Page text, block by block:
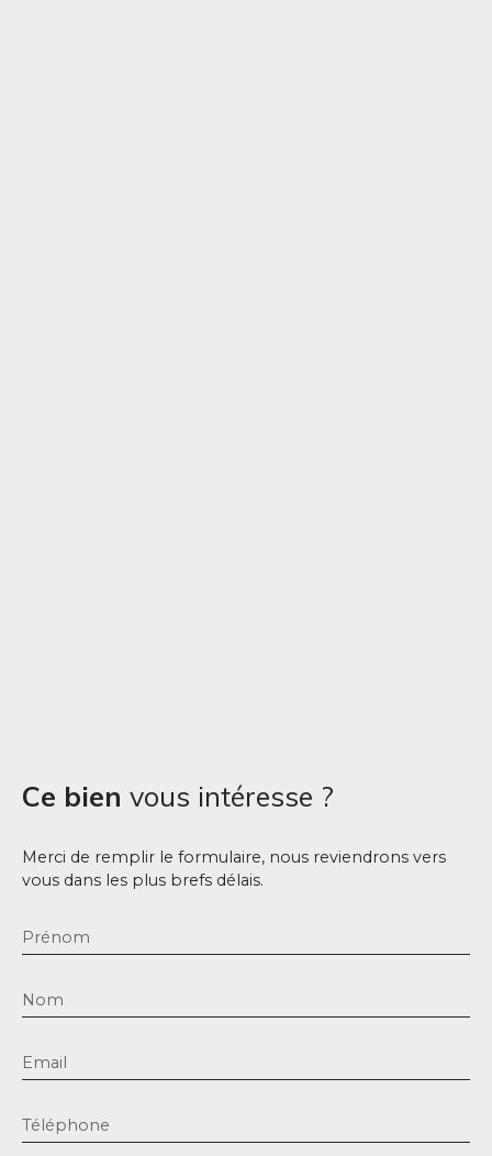
Ce bien vous intéresse ?
Merci de remplir le formulaire, nous reviendrons vers
vous dans les plus brefs délais.
Prénom
Nom
Email
Téléphone